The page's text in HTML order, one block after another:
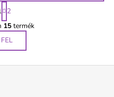
L
i
s
t
a
L
a
p
o
z
á
2
15 termék
FEL